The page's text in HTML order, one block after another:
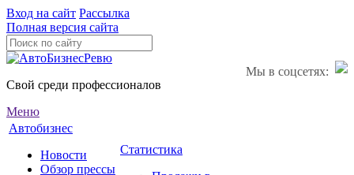
Вход на сайт Рассылка
Полная версия сайта
Мы в соцсетях:
Свой среди профессионалов
Меню
Автобизнес
Новости
Обзор прессы
Статистика